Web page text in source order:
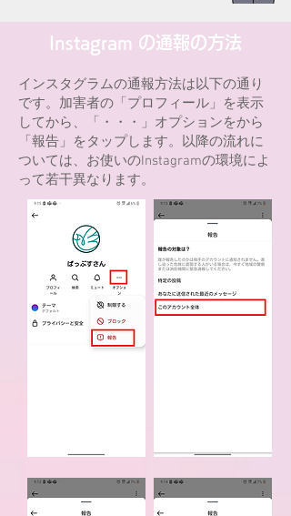
Instagram の通報の方法
​インスタグラムの通報方法は以下の通り
です。加害者の「プロフィール」を表示
してから、「・・・」オプションをから
「報告」をタップします。以降の流れに
ついては、お使いのInstagramの環境によ
って若干異なります。